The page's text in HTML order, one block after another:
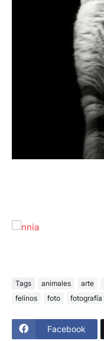
Tags animales arte
felinos
foto fotografía
Facebook